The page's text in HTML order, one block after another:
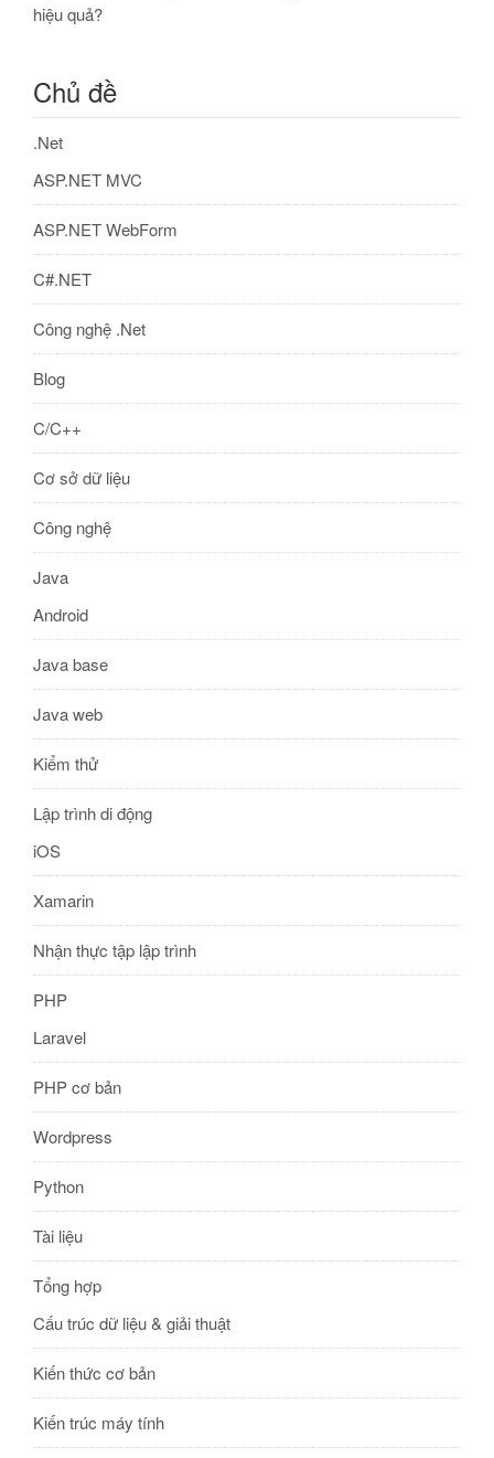
hiệu quả?
Chủ đề
.Net
ASP.NET MVC
ASP.NET WebForm
C#.NET
Công nghệ .Net
Blog
C/C++
Cơ sở dữ liệu
Công nghệ
Java
Android
Java base
Java web
Kiểm thử
Lập trình di động
iOS
Xamarin
Nhận thực tập lập trình
PHP
Laravel
PHP cơ bản
Wordpress
Python
Tài liệu
Tổng hợp
Cấu trúc dữ liệu & giải thuật
Kiến thức cơ bản
Kiến trúc máy tính